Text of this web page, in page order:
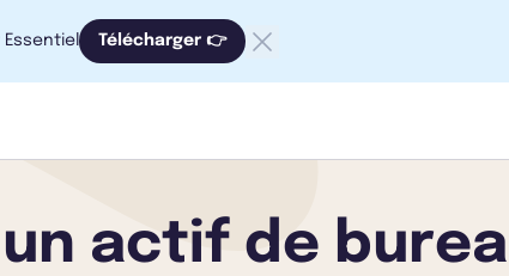
Essentiel Télécharger 👉
actif de